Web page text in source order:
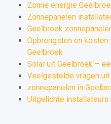
Zonne energie
Zonnepanelen
Geelbroek
Opbrengsten en kosten
Geelbroek
Solar uit Geelbroek –
Veelgestelde vragen
zonnepanelen in
Uitgelichte installateurs